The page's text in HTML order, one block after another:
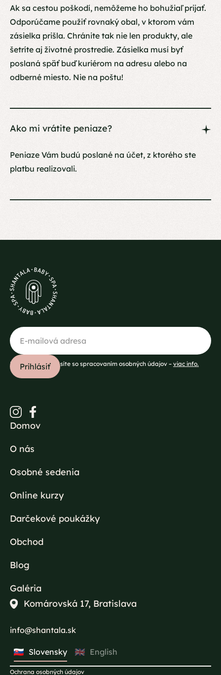
Ak sa cestou poškodí, nemôžeme ho bohužiaľ prijať.
Odporúčame použiť rovnaký obal, v ktorom vám
zásielka prišla. Chránite tak nie len produkty, ale
šetríte aj životné prostredie. Zásielka musí byť
poslaná späť buď kuriérom na adresu alebo na
odberné miesto. Nie na poštu!
Ako mi vrátite peniaze?
Peniaze Vám budú poslané na účet, z ktorého ste
platbu realizovali.
Prihlásením súhlasíte so spracovaním osobných údajov – viac info.
Domov
O nás
Osobné sedenia
Online kurzy
Darčekové poukážky
Obchod
Blog
Galéria
Komárovská 17, Bratislava
info@shantala.sk
Slovensky English
Ochrana osobných údajov